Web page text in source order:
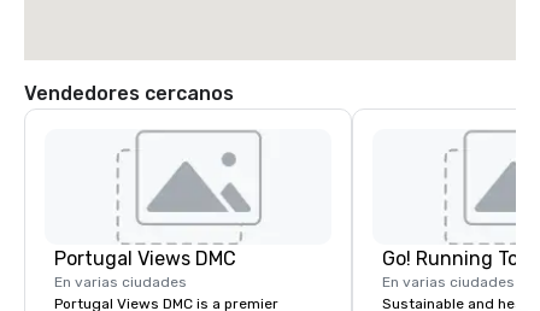
Vendedores cercanos
Portugal Views DMC
En varias ciudades
Portugal Views DMC is a premier
Go! Running
En varias ciudades
Sustainable and